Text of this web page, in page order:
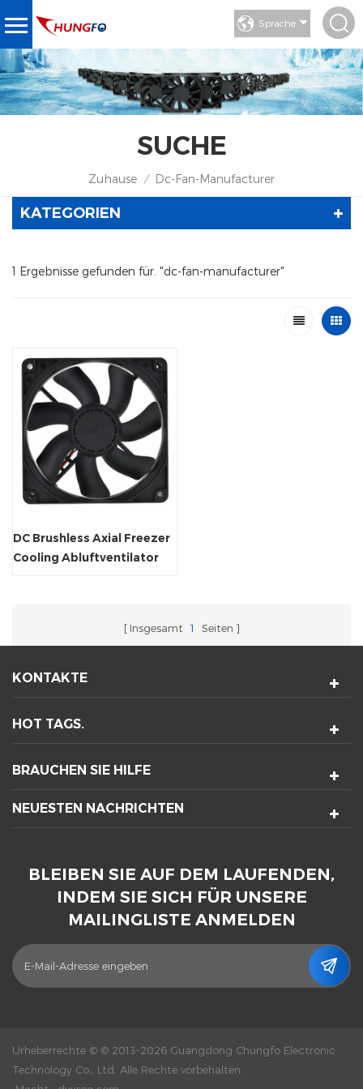
Sprache
SUCHE
Zuhause / Dc-Fan-Manufacturer
KATEGORIEN
1 Ergebnisse gefunden für. "dc-fan-manufacturer"
DC Brushless Axial Freezer
Cooling Abluftventilator
Insgesamt 1 Seiten
KONTAKTE
HOT TAGS.
BRAUCHEN SIE HILFE
NEUESTEN NACHRICHTEN
BLEIBEN SIE AUF DEM LAUFENDEN,
INDEM SIE SICH FÜR UNSERE
MAILINGLISTE ANMELDEN
Urheberrechte © © 2013-2026 Guangdong Chungfo Electronic
Technology Co., Ltd. Alle Rechte vorbehalten.